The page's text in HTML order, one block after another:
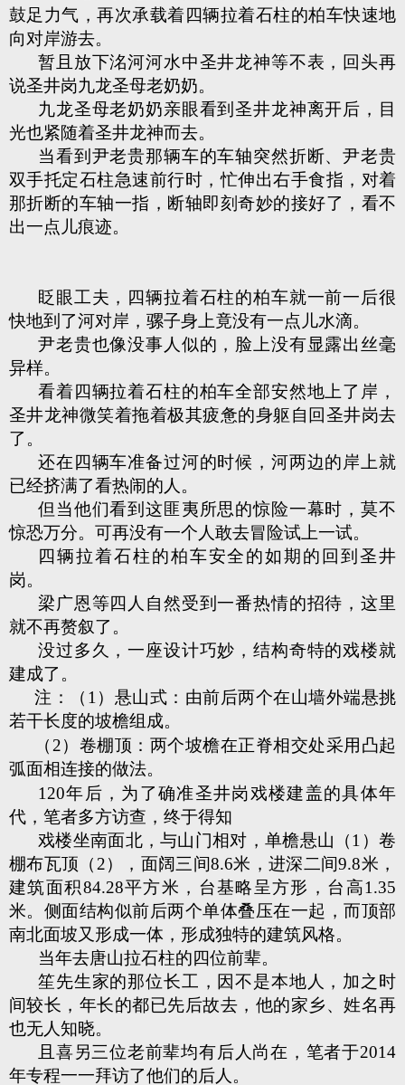
鼓足力气，再次承载着四辆拉着石柱的柏车快速地
向对岸游去。
暂且放下洺河河水中圣井龙神等不表，回头再
说圣井岗九龙圣母老奶奶。
九龙圣母老奶奶亲眼看到圣井龙神离开后，目
光也紧随着圣井龙神而去。
当看到尹老贵那辆车的车轴突然折断、尹老贵
双手托定石柱急速前行时，忙伸出右手食指，对着
那折断的车轴一指，断轴即刻奇妙的接好了，看不
出一点儿痕迹。
眨眼工夫，四辆拉着石柱的柏车就一前一后很
快地到了河对岸，骡子身上竟没有一点儿水滴。
尹老贵也像没事人似的，脸上没有显露出丝毫
异样。
看着四辆拉着石柱的柏车全部安然地上了岸，
圣井龙神微笑着拖着极其疲惫的身躯自回圣井岗去
了。
还在四辆车准备过河的时候，河两边的岸上就
已经挤满了看热闹的人。
但当他们看到这匪夷所思的惊险一幕时，莫不
惊恐万分。可再没有一个人敢去冒险试上一试。
四辆拉着石柱的柏车安全的如期的回到圣井
岗。
梁广恩等四人自然受到一番热情的招待，这里
就不再赘叙了。
没过多久，一座设计巧妙，结构奇特的戏楼就
建成了。
注：（1）悬山式：由前后两个在山墙外端悬挑
若干长度的坡檐组成。
（2）卷棚顶：两个坡檐在正脊相交处采用凸起
弧面相连接的做法。
120年后，为了确准圣井岗戏楼建盖的具体年
代，笔者多方访查，终于得知
戏楼坐南面北，与山门相对，单檐悬山（1）卷
棚布瓦顶（2），面阔三间8.6米，进深二间9.8米，
建筑面积84.28平方米，台基略呈方形，台高1.35
米。侧面结构似前后两个单体叠压在一起，而顶部
南北面坡又形成一体，形成独特的建筑风格。
当年去唐山拉石柱的四位前辈。
笙先生家的那位长工，因不是本地人，加之时
间较长，年长的都已先后故去，他的家乡、姓名再
也无人知晓。
且喜另三位老前辈均有后人尚在，笔者于2014
年专程一一拜访了他们的后人。